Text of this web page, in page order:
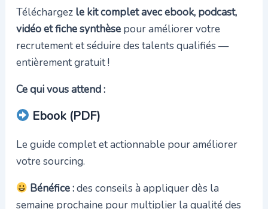
Téléchargez le kit complet avec ebook, podcast,
vidéo et fiche synthèsepour améliorer votre
recrutement et séduire des talents qualifiés —
entièrement gratuit !
Ce qui vous attend :
Ebook (PDF)
Le guide complet et actionnable pour améliorer
votre sourcing.
Bénéfice :des conseils à appliquer dès la
semaine prochaine pour multiplier la qualité des